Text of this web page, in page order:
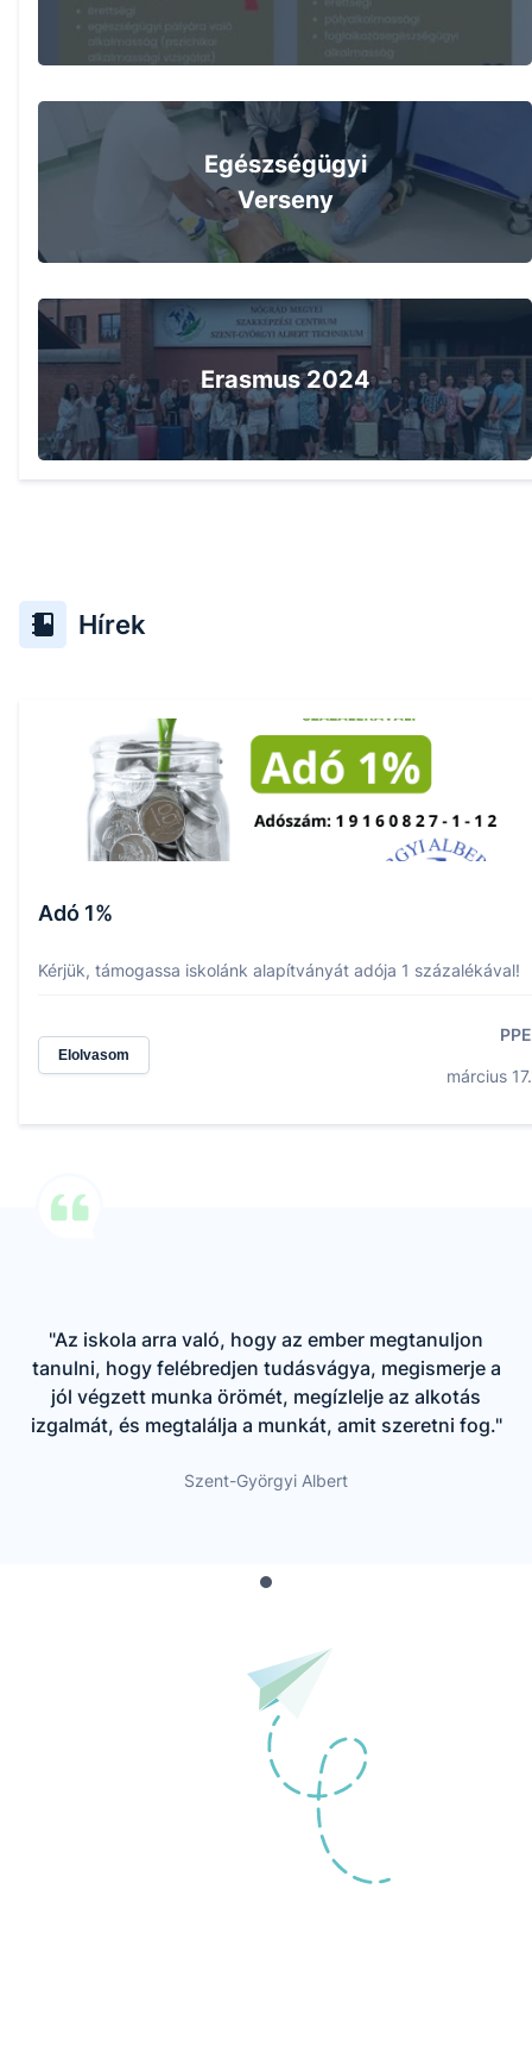
Egészségügyi
Verseny
Erasmus 2024
Hírek
Adó 1%
Kérjük, támogassa iskolánk alapítványát adója 1 százalékával!
Elolvasom
PPE
március 17.
"Az iskola arra való, hogy az ember megtanuljon
tanulni, hogy felébredjen tudásvágya, megismerje a
jól végzett munka örömét, megízlelje az alkotás
izgalmát, és megtalálja a munkát, amit szeretni fog."
Szent-Györgyi Albert